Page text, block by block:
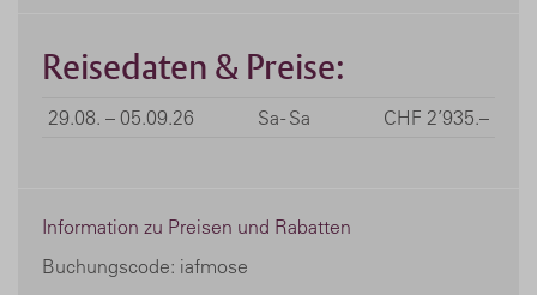
Reisedaten & Preise:
29.08. – 05.09.26 Sa - Sa CHF 2’935.–
Information zu Preisen und Rabatten
Buchungscode: iafmose